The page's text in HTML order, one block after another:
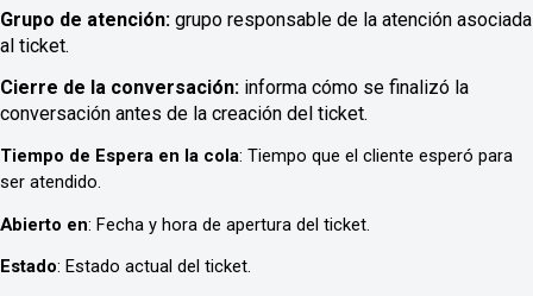
Grupo de atención: grupo responsable de la atención asociada
al ticket.
Cierre de la conversación: informa cómo se finalizó la
conversación antes de la creación del ticket.
Tiempo de Espera en la cola: Tiempo que el cliente esperó para
ser atendido.
Abierto en: Fecha y hora de apertura del ticket.
Estado: Estado actual del ticket.